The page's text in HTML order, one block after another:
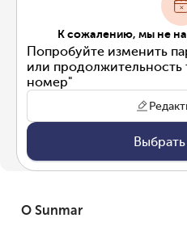
К сожалению, мы не
Попробуйте изменить
или продолжительность
номер"
О Sunmar